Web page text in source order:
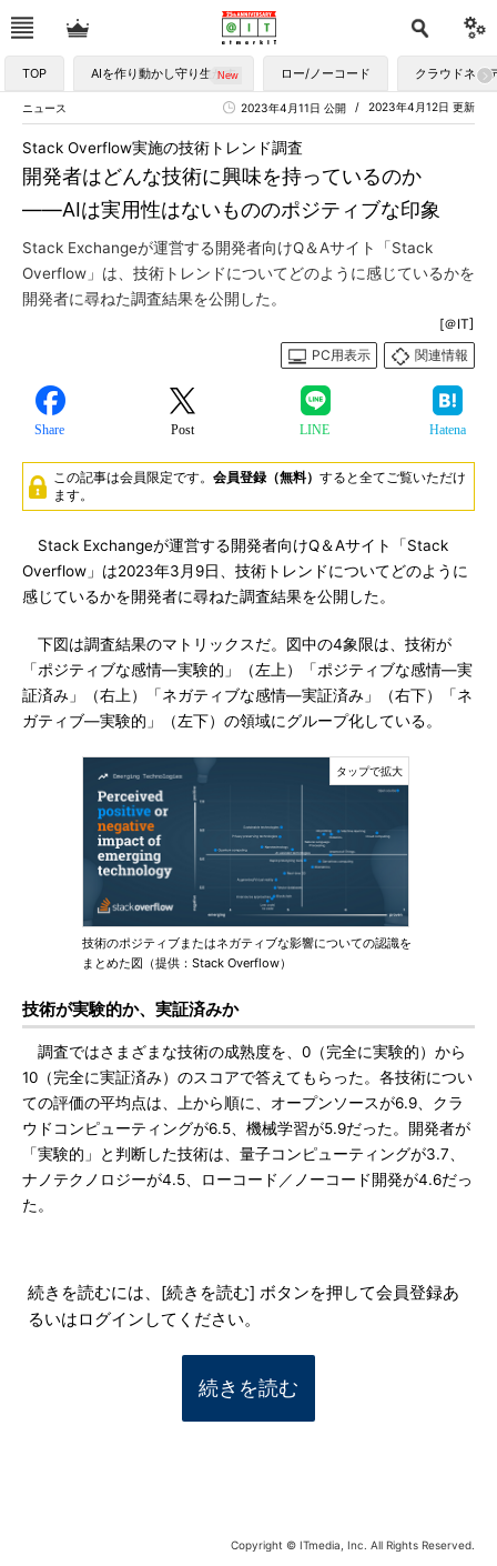
TOP AIを作り動かし守り生かす ロー/ノーコード クラウドネイ
ニュース 2023年4月12日 更新
2023年4月11日 公開
開発者はどんな技術に興味を持っているのか
――AIは実用性はないもののポジティブな印象
Stack Overflow実施の技術トレンド調査
Stack Exchangeが運営する開発者向けQ＆Aサイト「Stack
Overflow」は、技術トレンドについてどのように感じているかを
開発者に尋ねた調査結果を公開した。
[＠IT]
PC用表示
関連情報
Share Post LINE Hatena
この記事は会員限定です。 会員登録（無料） すると全てご覧いただけ
ます。
Stack Exchangeが運営する開発者向けQ＆Aサイト「Stack
Overflow」は2023年3月9日、技術トレンドについてどのように
感じているかを開発者に尋ねた調査結果を公開した。
下図は調査結果のマトリックスだ。図中の4象限は、技術が
「ポジティブな感情―実験的」（左上）「ポジティブな感情―実
証済み」（右上）「ネガティブな感情―実証済み」（右下）「ネ
ガティブ―実験的」（左下）の領域にグループ化している。
技術のポジティブまたはネガティブな影響についての認識を
まとめた図（提供：Stack Overflow）
技術が実験的か、実証済みか
調査ではさまざまな技術の成熟度を、0（完全に実験的）から
10（完全に実証済み）のスコアで答えてもらった。各技術につい
ての評価の平均点は、上から順に、オープンソースが6.9、クラ
ウドコンピューティングが6.5、機械学習が5.9だった。開発者が
「実験的」と判断した技術は、量子コンピューティングが3.7、
ナノテクノロジーが4.5、ローコード／ノーコード開発が4.6だっ
た。
続きを読むには、[続きを読む] ボタンを押して会員登録あ
るいはログインしてください。
続きを読む
Copyright © ITmedia, Inc. All Rights Reserved.